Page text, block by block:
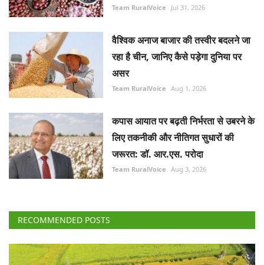
Team RuralVoice Jul 31, 2026
वैश्विक अनाज बाजार की तस्वीर बदलने जा
रहा है चीन, जानिए कैसे पड़ेगा दुनिया पर
असर
Team RuralVoice Aug 1, 2026
कपास आयात पर बढ़ती निर्भरता से उबरने के
लिए तकनीकी और नीतिगत सुधारों की
जरूरत: डॉ. आर.एस. परोदा
Team RuralVoice Aug 3, 2026
RECOMMENDED POSTS